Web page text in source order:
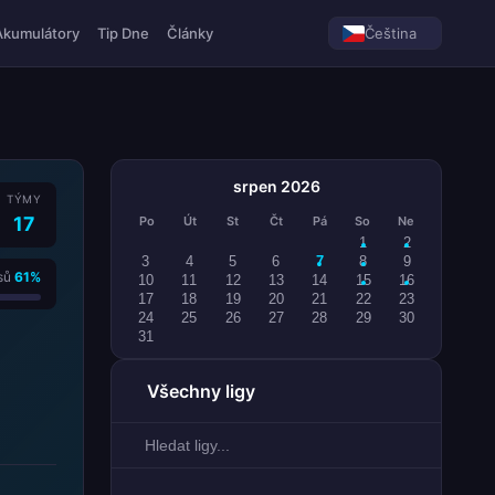
Tip Dne Články Čeština
TÝMY
17
61%
srpen 2026
Po Út St Čt Pá So Ne
1
2
3
4 5 6 7 8
9
10
11 12 13 14 15
16
17
18 19 20 21 22
23
24
25 26 27 28 29
30
31
Všechny ligy